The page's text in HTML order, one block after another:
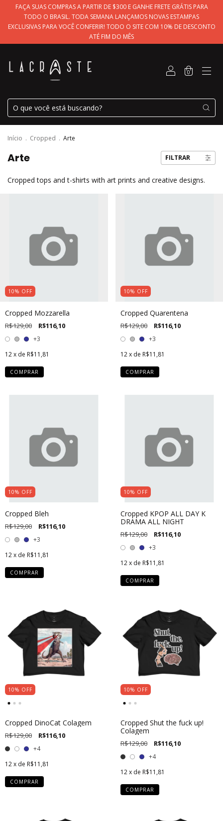
FAÇA SUAS COMPRAS A PARTIR DE $300 E GANHE FRETE GRÁTIS PARA
TODO O BRASIL. TODA SEMANA LANÇAMOS NOVAS ESTAMPAS
EXCLUSIVAS PARA VOCÊ CONFERIR! TODO O SITE COM 10% DE DESCONTO
ATÉ FIM DO MÊS
0
Início . Cropped . Arte
Arte FILTRAR
Cropped tops and t-shirts with art prints and creative designs.
10% OFF
Cropped Mozzarella
R$129,00 R$116,10
+3
12x de R$11,81
COMPRAR
10% OFF
Cropped Quarentena
R$129,00 R$116,10
+3
12 x de R$11,81
COMPRAR
10% OFF
Cropped Bleh
R$129,00 R$116,10
+3
12x de R$11,81
COMPRAR
10% OFF
Cropped KPOP ALL DAY K
DRAMA ALL NIGHT
R$129,00 R$116,10
+3
12 x de R$11,81
COMPRAR
10% OFF
Cropped DinoCat Colagem
R$129,00 R$116,10
+4
12x de R$11,81
COMPRAR
10% OFF
Cropped Shut the fuck up!
Colagem
R$129,00 R$116,10
+4
12 x de R$11,81
COMPRAR